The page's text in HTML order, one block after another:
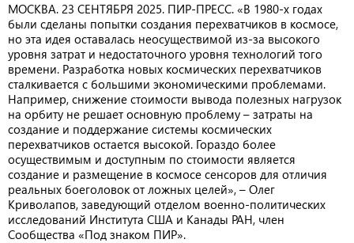
МОСКВА. 23 СЕНТЯБРЯ 2025. ПИР-ПРЕСС. «В 1980-х годах
были сделаны попытки создания перехватчиков в космосе,
но эта идея оставалась неосуществимой из-за высокого
уровня затрат и недостаточного уровня технологий того
времени. Разработка новых космических перехватчиков
сталкивается с большими экономическими проблемами.
Например, снижение стоимости вывода полезных нагрузок
на орбиту не решает основную проблему – затраты на
создание и поддержание системы космических
перехватчиков остается высокой. Гораздо более
осуществимым и доступным по стоимости является
создание и размещение в космосе сенсоров для отличия
реальных боеголовок от ложных целей», – Олег
Криволапов, заведующий отделом военно-политических
исследований Института США и Канады РАН, член
Сообщества «Под знаком ПИР».